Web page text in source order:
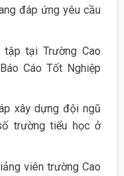
đáp ứng yêu cầu
tại Trường Cao
Cáo Tốt Nghiệp
xây dựng đội ngũ
trường tiểu học ở
viên trường Cao